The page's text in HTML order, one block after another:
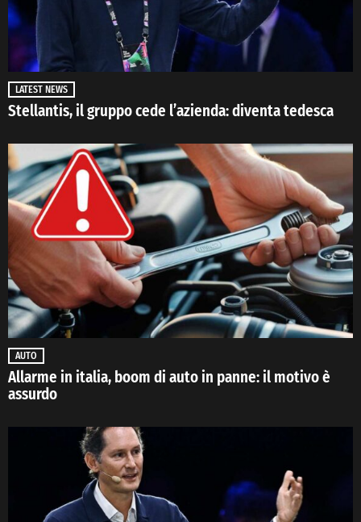
LATEST NEWS
Stellantis, il gruppo cede l’azienda: diventa tedesca
AUTO
Allarme in italia, boom di auto in panne: il motivo è
assurdo